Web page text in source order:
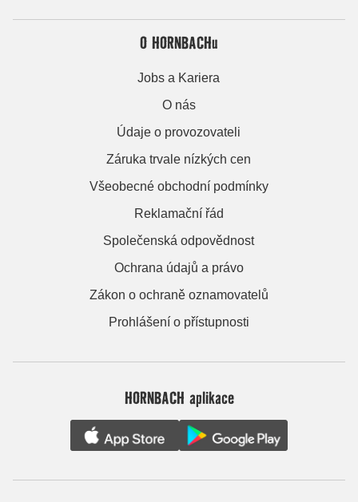
O HORNBACHu
Jobs a Kariera
O nás
Údaje o provozovateli
Záruka trvale nízkých cen
Všeobecné obchodní podmínky
Reklamační řád
Společenská odpovědnost
Ochrana údajů a právo
Zákon o ochraně oznamovatelů
Prohlášení o přístupnosti
HORNBACH aplikace